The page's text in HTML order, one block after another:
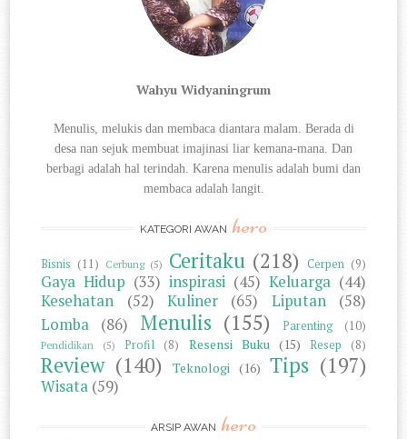
Wahyu Widyaningrum
Menulis, melukis dan membaca diantara malam. Berada di
desa nan sejuk membuat imajinasi liar kemana-mana. Dan
berbagi adalah hal terindah. Karena menulis adalah bumi dan
membaca adalah langit.
KATEGORI AWAN hero
Bisnis (11) Cerbung (5) Ceritaku (218) Cerpen (9)
Gaya Hidup (33) inspirasi (45) Keluarga (44)
Kesehatan
(52) Kuliner (65) Liputan
(58)
Lomba
(86) Menulis (155) Parenting (10)
Pendidikan (5) Profil (8) Resensi Buku (15) Resep (8)
Review (140) Teknologi (16) Tips (197)
Wisata (59)
ARSIP AWAN hero